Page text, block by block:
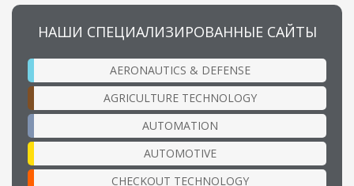
НАШИ СПЕЦИАЛИЗИРОВАННЫЕ САЙТЫ
AERONAUTICS & DEFENSE
AGRICULTURE TECHNOLOGY
AUTOMATION
AUTOMOTIVE
CHECKOUT TECHNOLOGY